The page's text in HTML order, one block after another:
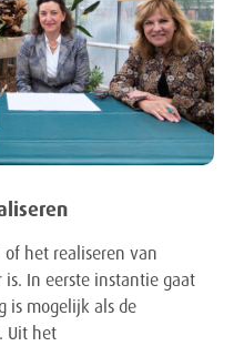
het realiseren van
In eerste instantie gaat
is mogelijk als de
Uit het